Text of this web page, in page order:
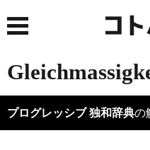
プログレッシブ 独和辞典の